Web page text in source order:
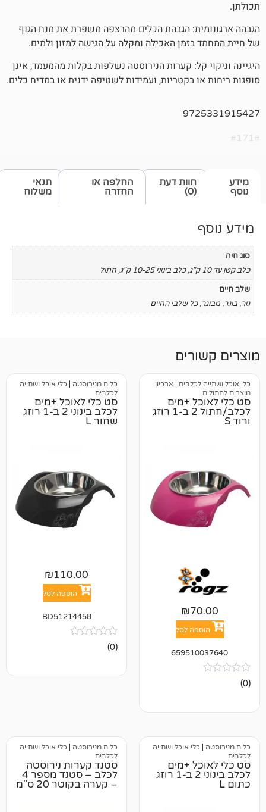
הגבהת הכלים מהרצפה משפרת את מנח הגוף
האכילה ומקלה על הגישה למזון ולמים.
קל: קערות הנירוסטה נשלפות בקלות מהמעמד, אינן
בקטריות, ועמידות לשטיפה ידנית או במדיח כלים.
תנאי
משלוח
חוות דעת
החלפה או
החזרה
כלב בינוני 10-25 ק"ג ,חתול
כל שלבי החיים
| ארכיון
+מים
לכלב/חתול 2 ב-1 רוזג
כלים מנירוסטה
כלי אוכל ושתייה
סט כלי לאוכל +מים
לכלב בינוני 2 ב-1 רוזג
ביקורות
כלי אוכל ושתייה
+מים
לכלב בינוני 2 ב-1 רוזג
כלים מנירוסטה
כלי אוכל ושתייה
סטנד קערות נירוסטה
לכלב – סטנד מספר 4
– קערה בקוטר 20 ס"מ